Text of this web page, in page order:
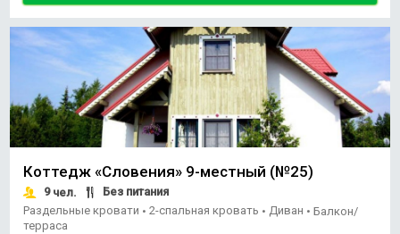
Коттедж «Словения» 9-местный (№25)
9чел.
Без питания
Раздельные кровати • 2-спальная кровать • Диван • Балкон/
терраса